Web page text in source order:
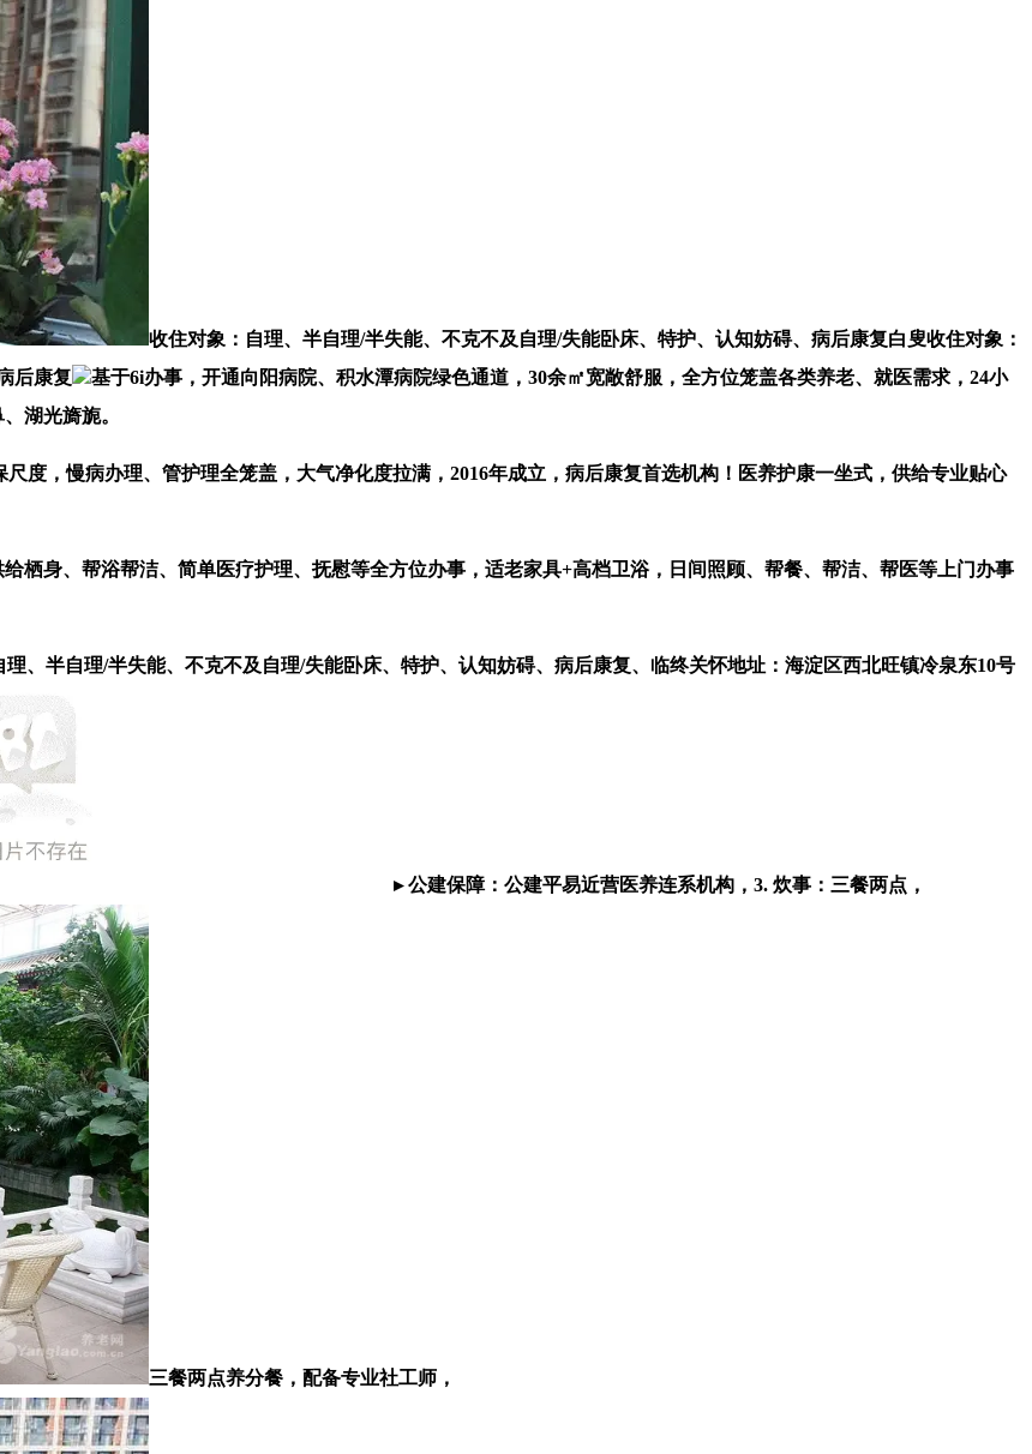
收住对象：自理、半自理/半失能、不克不及自理/失能卧床、特护、认知妨碍、病后康复白叟收住对象：
后康复
基于6i办事，开通向阳病院、积水潭病院绿色通道，30余㎡宽敞舒服，全方位笼盖各类养老、就医需求，24小
湖光旖旎。
，慢病办理、管护理全笼盖，大气净化度拉满，2016年成立，病后康复首选机构！医养护康一坐式，供给专业贴心
身、帮浴帮洁、简单医疗护理、抚慰等全方位办事，适老家具+高档卫浴，日间照顾、帮餐、帮洁、帮医等上门办事
半自理/半失能、不克不及自理/失能卧床、特护、认知妨碍、病后康复、临终关怀地址：海淀区西北旺镇冷泉东10号
▸ 公建保障：公建平易近营医养连系机构，3. 炊事：三餐两点，
三餐两点养分餐，配备专业社工师，